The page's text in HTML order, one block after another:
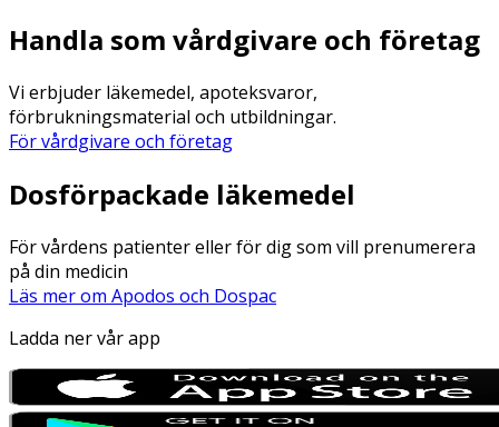
Handla som vårdgivare och företag
Vi erbjuder läkemedel, apoteksvaror,
förbrukningsmaterial och utbildningar.
För vårdgivare och företag
Dosförpackade läkemedel
För vårdens patienter eller för dig som vill prenumerera
på din medicin
Läs mer om Apodos och Dospac
Ladda ner vår app